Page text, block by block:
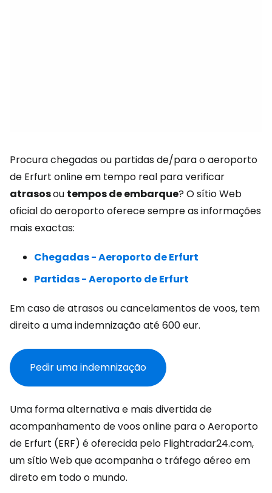
Procura chegadas ou partidas de/para o aeroporto
de Erfurt online em tempo real para verificar
atrasosou tempos de embarque? O sítio Web
oficial do aeroporto oferece sempre as informações
mais exactas:
Chegadas - Aeroporto de Erfurt
Partidas - Aeroporto de Erfurt
Em caso de atrasos ou cancelamentos de voos, tem
direito a uma indemnização até600 eur.
Pedir uma indemnização
Uma forma alternativa e mais divertida de
acompanhamento de voos online para o Aeroporto
de Erfurt (ERF) é oferecida pelo Flightradar24.com,
um sítio Web que acompanha o tráfego aéreo em
direto em todo o mundo.